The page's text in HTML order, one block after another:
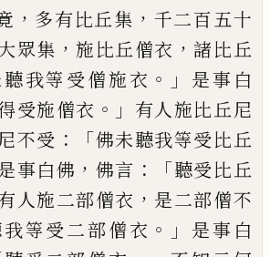
， 多有比丘集 ， 千二百五十
眾集 ， 施比丘僧衣 ，諸比丘
我等受僧施衣 。」 是事白
受施僧衣 。」 有人施比丘尼
不受 ： 「佛未聽我等受比丘
事白佛 ， 佛言 ：「聽受比丘
人施二部僧衣 ， 是二部僧不
等受二部僧衣 。」 是事 白